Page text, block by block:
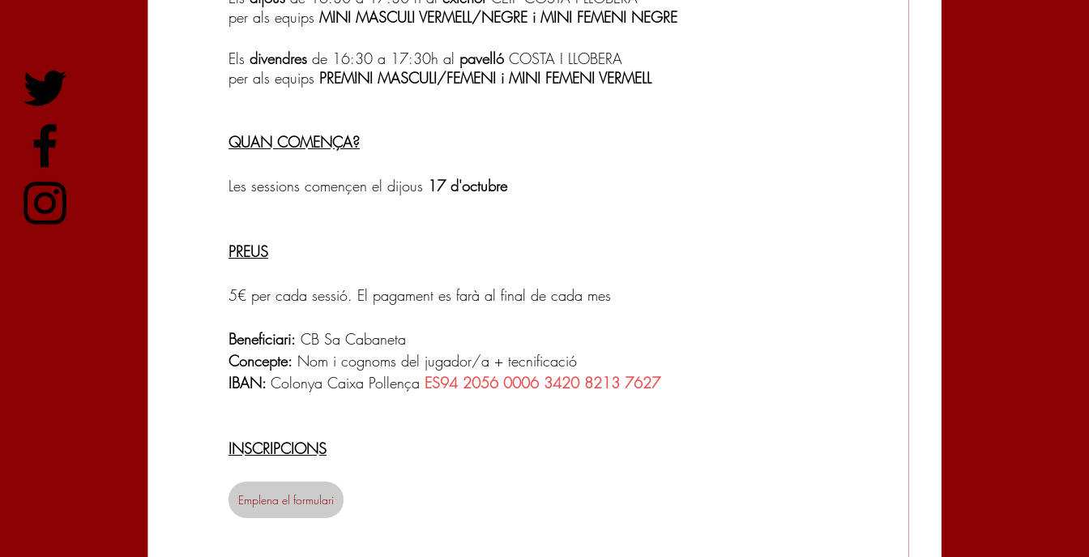
per als equips MINI MASCULI VERMELL/NEGRE i MINI FEMENI NEGRE
Els divendres de 16:30 a 17:30h al pavelló COSTA I LLOBERA
per als equips PREMINI MASCULI/FEMENI i MINI FEMENI VERMELL
QUAN COMENÇA?
Les sessions començen el dijous 17 d'octubre
PREUS
5€ per cada sessió. El pagament es farà al final de cada mes
Beneficiari: CB Sa Cabaneta
Concepte: Nom i cognoms del jugador/a + tecnificació
IBAN: Colonya Caixa Pollença ES94 2056 0006 3420 8213 7627
INSCRIPCIONS
Emplena el formulari